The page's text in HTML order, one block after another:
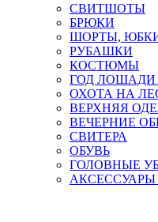
СВИТШОТЫ
БРЮКИ
ШОРТЫ,
РУБАШКИ
КОСТЮМЫ
ГОД ЛОШАДИ
ОХОТА НА
ВЕРХНЯЯ
ВЕЧЕРНИЕ
СВИТЕРА
ОБУВЬ
ГОЛОВНЫЕ
АКСЕССУАРЫ